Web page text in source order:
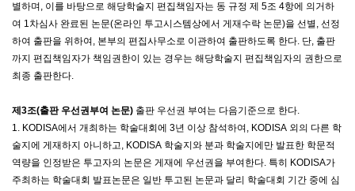
별하며 , 이를 바탕으로 해당학술지 편집책임자는 동 규정 제 5조 4항에 의거하
여 1차심사 완료된 논문(온라인 투고시스템상에서 게재수락 논문)을 선별 , 선정
하여 출판을 위하여 , 본부의 편집사무소로 이관하여 출판하도록 한다. 단, 출판
까지 편집책임자가 책임권한이 있는 경우는 해당학술지 편집책임자의 권한으로
최종 출판한다.
제 3조(출판 우선권부여 논문) 출판 우선권 부여는 다음기준으로 한다.
1. KODISA에서 개최하는 학술대회에 3년 이상 참석하여 , KODISA 외의 다른 학
술지에 게재하지 아니하고, KODISA 학술지와 분과 학술지에만 발표한 학문적
역량을 인정받은 투고자의 논문은 게재에 우선권을 부여한다. 특히 KODISA가
주최하는 학술대회 발표논문은 일반 투고된 논문과 달리 학술대회 기간 중에 심